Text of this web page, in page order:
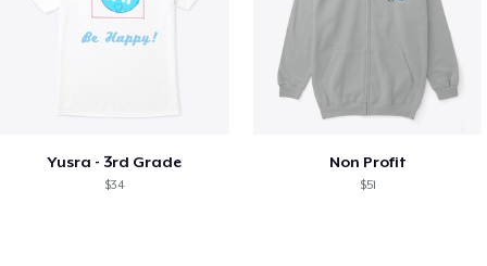
Yusra - 3rd Grade
$34
Non Profit
$51